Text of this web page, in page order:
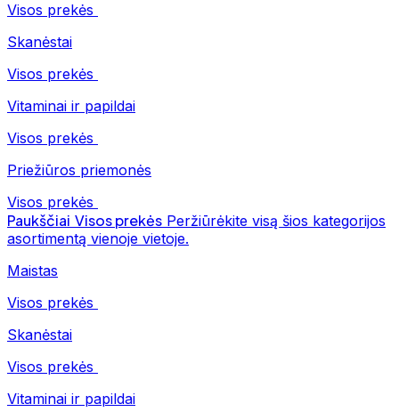
Visos prekės
Skanėstai
Visos prekės
Vitaminai ir papildai
Visos prekės
Priežiūros priemonės
Visos prekės
Paukščiai Visos prekės Peržiūrėkite visą šios kategorijos
asortimentą vienoje vietoje.
Maistas
Visos prekės
Skanėstai
Visos prekės
Vitaminai ir papildai